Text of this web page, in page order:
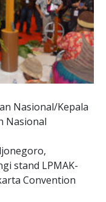
Nasional/Kepala
Nasional
stand LPMAK-
Convention